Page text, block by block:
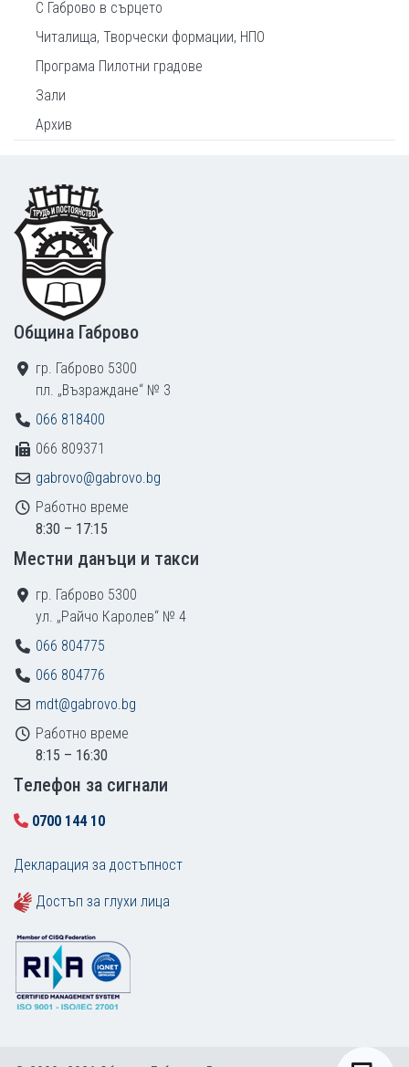
С Габрово в сърцето
Читалища, Творчески формации, НПО
Програма Пилотни градове
Зали
Архив
Footer
Община Габрово
гр. Габрово 5300
пл. „Възраждане“ № 3
066 818400
066 809371
gabrovo@gabrovo.bg
Работно време
8:30 – 17:15
Местни данъци и такси
гр. Габрово 5300
ул. „Райчо Каролев“ № 4
066 804775
066 804776
mdt@gabrovo.bg
Работно време
8:15 – 16:30
Tелефон за сигнали
0700 144 10
Декларация за достъпност
Достъп за глухи лица